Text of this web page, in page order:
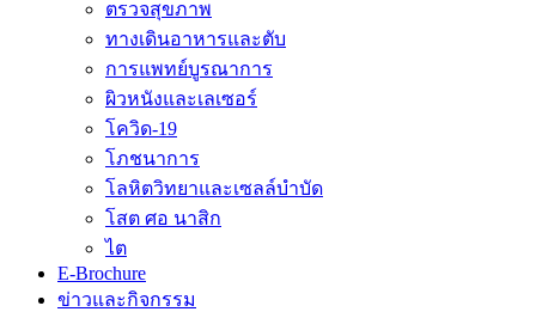
ตรวจสุขภาพ
ทางเดินอาหารและตับ
การแพทย์บูรณาการ
ผิวหนังและเลเซอร์
โควิด-19
โภชนาการ
โลหิตวิทยาและเซลล์บำบัด
โสต ศอ นาสิก
ไต
E-Brochure
ข่าวและกิจกรรม